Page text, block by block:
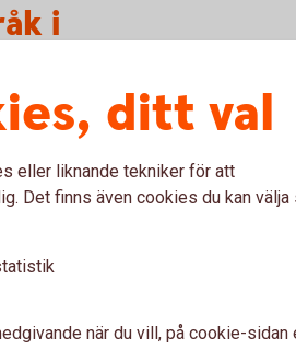
i
att få appen på
du välja
ditt val
eller liknande tekniker för att
Det finns även cookies du kan välja
när du vill, på cookie-sidan